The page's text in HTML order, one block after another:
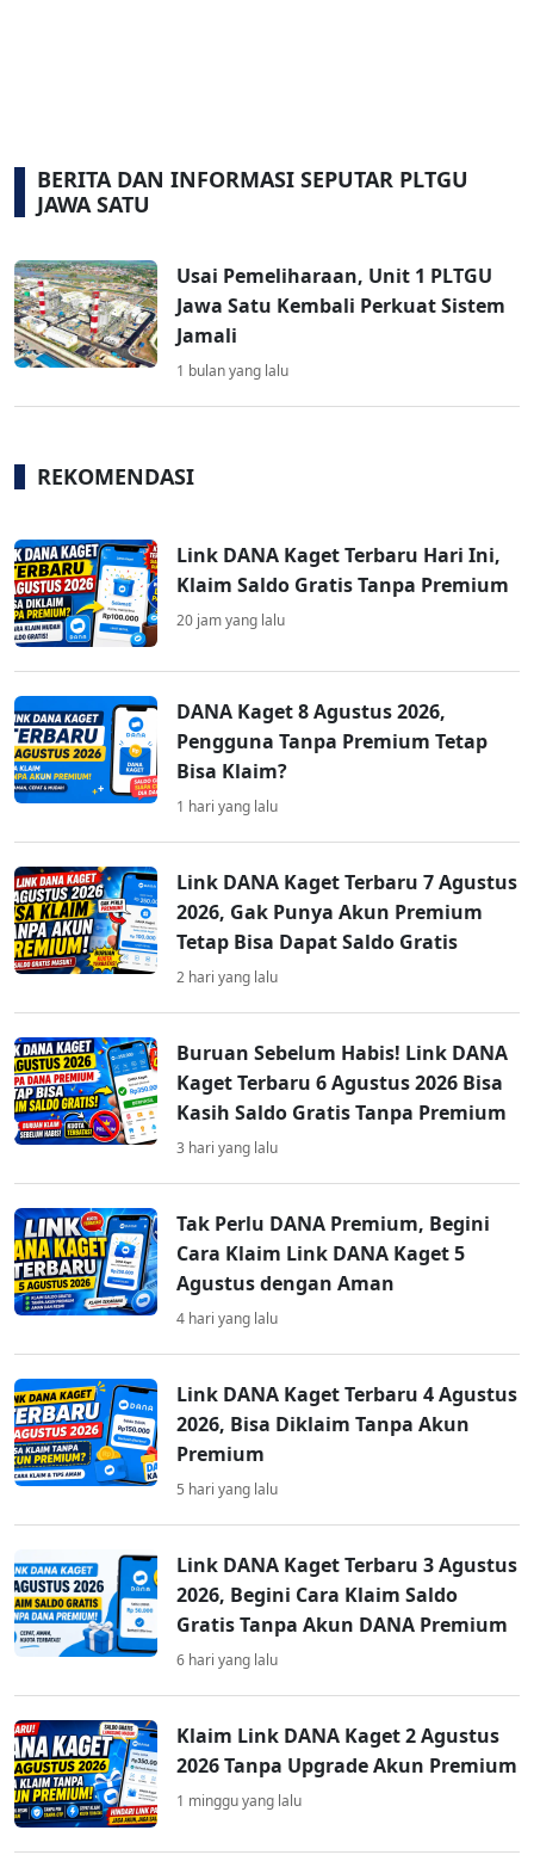
BERITA DAN INFORMASI SEPUTAR PLTGU
JAWA SATU
Usai Pemeliharaan, Unit 1 PLTGU
Jawa Satu Kembali Perkuat Sistem
Jamali
1 bulan yang lalu
REKOMENDASI
Link DANA Kaget Terbaru Hari Ini,
Klaim Saldo Gratis Tanpa Premium
20 jam yang lalu
DANA Kaget 8 Agustus 2026,
Pengguna Tanpa Premium Tetap
Bisa Klaim?
1 hari yang lalu
Link DANA Kaget Terbaru 7 Agustus
2026, Gak Punya Akun Premium
Tetap Bisa Dapat Saldo Gratis
2 hari yang lalu
Buruan Sebelum Habis! Link DANA
Kaget Terbaru 6 Agustus 2026 Bisa
Kasih Saldo Gratis Tanpa Premium
3 hari yang lalu
Tak Perlu DANA Premium, Begini
Cara Klaim Link DANA Kaget 5
Agustus dengan Aman
4 hari yang lalu
Link DANA Kaget Terbaru 4 Agustus
2026, Bisa Diklaim Tanpa Akun
Premium
5 hari yang lalu
Link DANA Kaget Terbaru 3 Agustus
2026, Begini Cara Klaim Saldo
Gratis Tanpa Akun DANA Premium
6 hari yang lalu
Klaim Link DANA Kaget 2 Agustus
2026 Tanpa Upgrade Akun Premium
1 minggu yang lalu